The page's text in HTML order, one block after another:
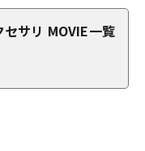
セサリ MOVIE一覧